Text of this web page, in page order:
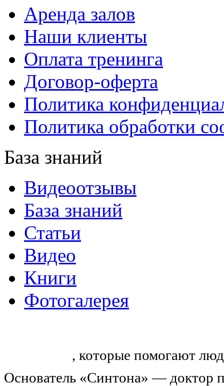
Аренда залов
Наши клиенты
Оплата тренинга
Договор-оферта
Политика
Политика обработки
База знаний
Видеоотзывы
База знаний
Статьи
Видео
Книги
Фотогалерея
, которые помогают
Основатель «Синтона» — доктор